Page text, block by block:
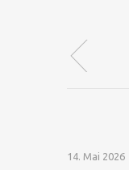
14. Mai 2026